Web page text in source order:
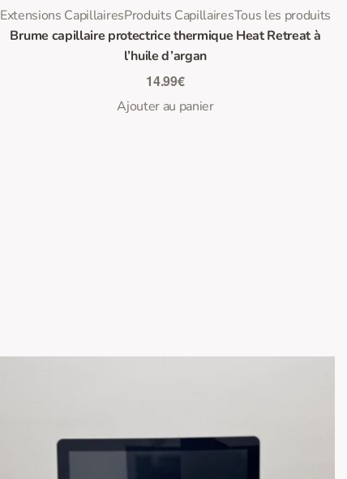
Note sur 5
Extensions CapillairesProduits CapillairesTous les produits
Brume capillaire protectrice thermique Heat Retreat à
l’huile d’argan
14.99€
Ajouter au panier